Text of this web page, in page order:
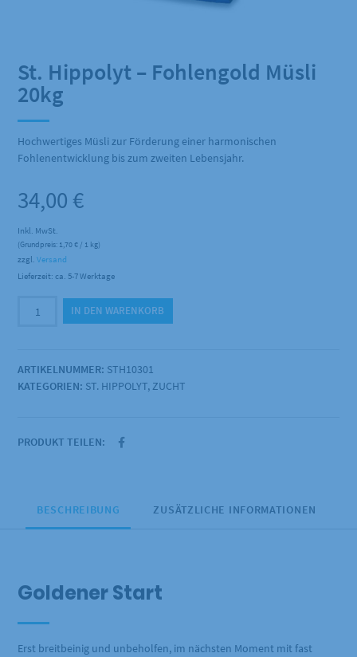
St. Hippolyt – Fohlengold Müsli
20kg
Hochwertiges Müsli zur Förderung einer harmonischen
Fohlenentwicklung bis zum zweiten Lebensjahr.
34,00 €
Inkl. MwSt.
(Grundpreis: 1,70 € / 1 kg)
zzgl.Versand
Lieferzeit: ca. 5-7 Werktage
Hippolyt
Müsli
20kg
IN DEN WARENKORB
ARTIKELNUMMER: STH10301
KATEGORIEN: ST. HIPPOLYT, ZUCHT
PRODUKT TEILEN:
BESCHREIBUNG ZUSÄTZLICHE INFORMATIONEN
Goldener Start
Erst breitbeinig und unbeholfen, im nächsten Moment mit fast